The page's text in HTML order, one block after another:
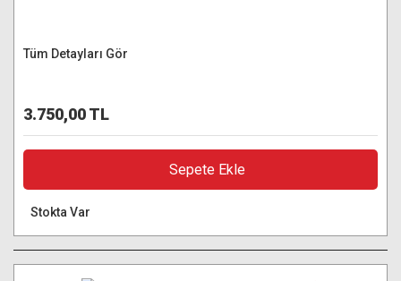
Tüm Detayları Gör
3.750,00 TL
Sepete Ekle
Stokta Var